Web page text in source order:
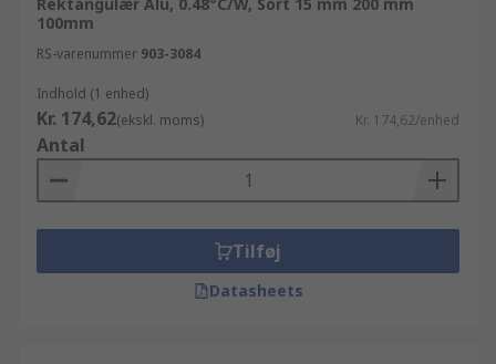
100mm
RS-varenummer 903-3084
Indhold (1 enhed)
Kr. 174,62(ekskl. moms) Kr. 174,62/enhed
Antal
Tilføj
Datasheets